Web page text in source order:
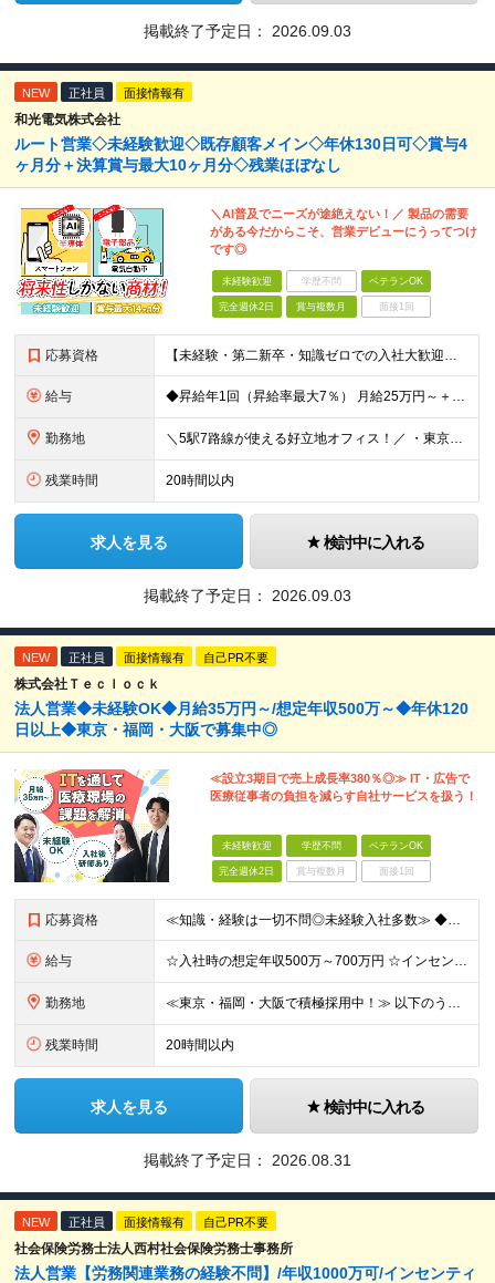
掲載終了予定日： 2026.09.03
NEW 正社員 面接情報有
和光電気株式会社
ルート営業◇未経験歓迎◇既存顧客メイン◇年休130日可◇賞与4
ヶ月分＋決算賞与最大10ヶ月分◇残業ほぼなし
＼AI普及でニーズが途絶えない！／ 製品の需要
がある今だからこそ、営業デビューにうってつけ
です◎
未経験歓迎 学歴不問 ベテランOK
完全週休2日 賞与複数月 面接1回
応募資格 【未経験・第二新卒・知識ゼロでの入社大歓迎！】 ★高卒以上／若手層が多数活躍中！ ＼こんな方を歓迎します／ □「立ち仕事や不規則なシフトから卒業したい」 □ 営業の経験も、理系・電気の知識も全くなし
給与 ◆昇給年1回（昇給率最大7％） 月給25万円～＋賞与年2回（昨年度4ヶ月分支給） ※前職の給与・経験・能力を考慮の上、決定いたします。 ※試用期間3ヶ月（期間中の条件変更なし）
勤務地 ＼5駅7路線が使える好立地オフィス！／ ・東京メトロ銀座線「末広町駅」「上野広小路駅」より徒歩約3分 ・JR各線「御徒町駅」より徒歩約4〜6分 ・都営大江戸線「上野御徒町駅」、日比谷線「仲御徒町駅」な
残業時間 20時間以内
求人を見る 検討中に入れる
掲載終了予定日： 2026.09.03
NEW 正社員 面接情報有 自己PR不要
株式会社Ｔｅｃｌｏｃｋ
法人営業◆未経験OK◆月給35万円～/想定年収500万～◆年休120
日以上◆東京・福岡・大阪で募集中◎
≪設立3期目で売上成長率380％◎≫ IT・広告で
医療従事者の負担を減らす自社サービスを扱う！
未経験歓迎 学歴不問 ベテランOK
完全週休2日 賞与複数月 面接1回
応募資格 ≪知識・経験は一切不問◎未経験入社多数≫ ◆未経験・第二新卒OK ◆学歴不問 ～このような方を歓迎します！～ ◇社会貢献性の高い仕事をしたい ◇医療業界に興味がある ◇今より生活を1ランクアップさ
給与 ☆入社時の想定年収500万～700万円 ☆インセン年12回／1年目で1000万円も目指せる ☆社員の半数以上が年収800万円超え 月給35万円～＋インセンティブ＋各種手当 ※経験・スキルに応じて決
勤務地 ≪東京・福岡・大阪で積極採用中！≫ 以下のうち、希望に合わせて配属いたします。 【東京本社】 東京都港区芝1-9-3 芝マツラビル4F 【大阪支店】 大阪府大阪市西区西本町1丁目5番20号 サーミ
残業時間 20時間以内
求人を見る 検討中に入れる
掲載終了予定日： 2026.08.31
NEW 正社員 面接情報有 自己PR不要
社会保険労務士法人西村社会保険労務士事務所
法人営業【労務関連業務の経験不問】/年収1000万可/インセンティ